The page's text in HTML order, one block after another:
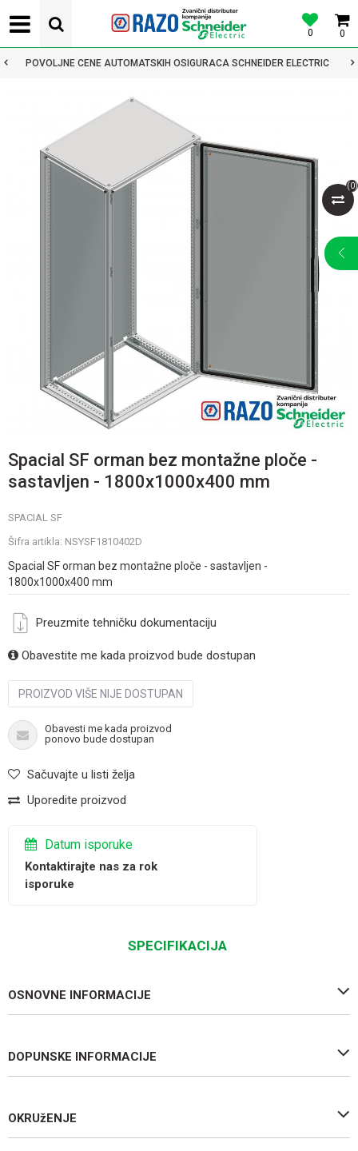
0
0
POVOLJNE CENE AUTOMATSKIH OSIGURACA SCHNEIDER ELECTRIC
(0)
Spacial SF orman bez montažne ploče -
sastavljen - 1800x1000x400 mm
SPACIAL SF
Šifra artikla: NSYSF1810402D
Spacial SF orman bez montažne ploče - sastavljen -
1800x1000x400 mm
Preuzmite tehničku dokumentaciju
Obavestite me kada proizvod bude dostupan
PROIZVOD VIŠE NIJE DOSTUPAN
Obavesti me kada proizvod
ponovo bude dostupan
Sačuvajte u listi želja
Uporedite proizvod
Datum isporuke
Kontaktirajte nas za rok
isporuke
SPECIFIKACIJA
OSNOVNE INFORMACIJE
DOPUNSKE INFORMACIJE
OKRUžENJE